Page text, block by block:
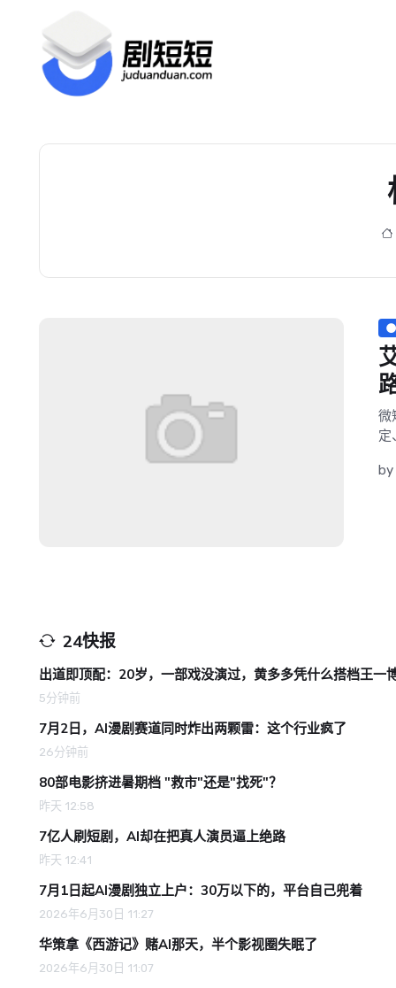
微
定
24快报
出道即顶配：20岁，一部戏没演过，黄多多凭什么搭档王一
5分钟前
7月2日，AI漫剧赛道同时炸出两颗雷：这个行业疯了
26分钟前
80部电影挤进暑期档 "救市"还是"找死"？
昨天 12:58
7亿人刷短剧，AI却在把真人演员逼上绝路
昨天 12:41
7月1日起AI漫剧独立上户：30万以下的，平台自己兜着
2026年6月30日 11:27
华策拿《西游记》赌AI那天，半个影视圈失眠了
2026年6月30日 11:07